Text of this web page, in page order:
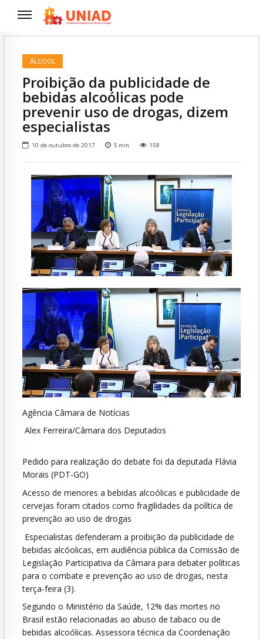
ÁLCOOL
Proibição da publicidade de
bebidas alcoólicas pode
prevenir uso de drogas, dizem
especialistas
10 de outubro de 2017 5 min 158
Agência Câmara de Notícias
Alex Ferreira/Câmara dos Deputados
Pedido para realização do debate foi da deputada Flávia
Morais (PDT-GO)
Acesso de menores a bebidas alcoólicas e publicidade de
cervejas foram citados como fragilidades da política de
prevenção ao uso de drogas
Especialistas defenderam a proibição da publicidade de
bebidas alcóolicas, em audiência pública da Comissão de
Legislação Participativa da Câmara para debater políticas
para o combate e prevenção ao uso de drogas, nesta
terça-feira (3).
Segundo o Ministério da Saúde, 12% das mortes no
Brasil estão relacionadas ao abuso de tabaco ou de
bebidas alcoólicas. Assessora técnica da Coordenação